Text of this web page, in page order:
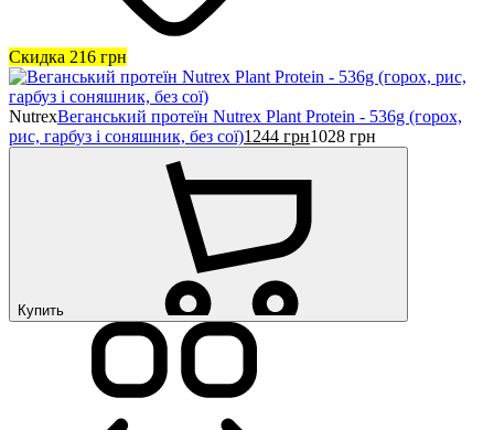
Скидка 216 грн
NutrexВеганський протеїн Nutrex Plant Protein - 536g (горох,
рис, гарбуз і соняшник, без сої)1244 грн1028 грн
Купить